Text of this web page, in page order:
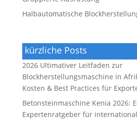
Halbautomatische
kürzliche Posts
2026 Ultimativer Leitfaden zur
Blockherstellungsmaschine in
Kosten & Best Practices für
Betonsteinmaschine Kenia 2026:
Expertenratgeber für